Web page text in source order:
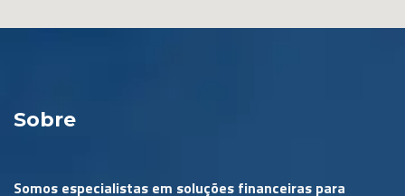
Sobre
Somos especialistas em soluções financeiras para